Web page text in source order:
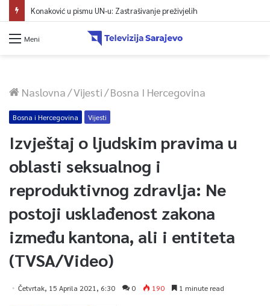
Konaković u pismu UN-u: Zastrašivanje preživjelih
Meni
Naslovna/Vijesti/Bosna I Hercegovina
Bosna i Hercegovina Vijesti
Izvještaj o ljudskim pravima u
oblasti seksualnog i
reproduktivnog zdravlja: Ne
postoji usklađenost zakona
između kantona, ali i entiteta
(TVSA/Video)
Četvrtak, 15 Aprila 2021, 6:30 0 190 1 minute read